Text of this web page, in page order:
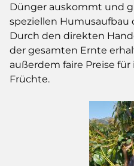
Dünger auskommt und
speziellen Humusaufbau
Durch den direkten
der gesamten Ernte
außerdem faire Preise
Früchte.